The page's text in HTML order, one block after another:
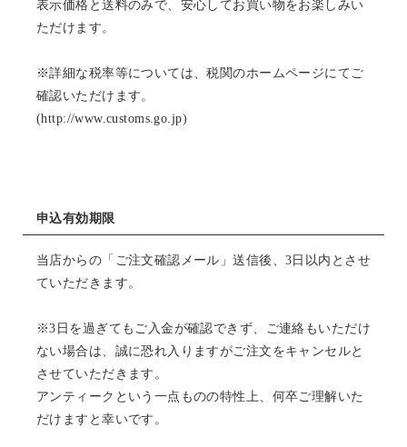
表示価格と送料のみで、安心してお買い物をお楽しみい
ただけます。
※詳細な税率等については、税関のホームページにてご
確認いただけます。
(http://www.customs.go.jp)
申込有効期限
当店からの「ご注文確認メール」送信後、3日以内とさせ
ていただきます。
※3日を過ぎてもご入金が確認できず、ご連絡もいただけ
ない場合は、誠に恐れ入りますがご注文をキャンセルと
させていただきます。
アンティークという一点ものの特性上、何卒ご理解いた
だけますと幸いです。